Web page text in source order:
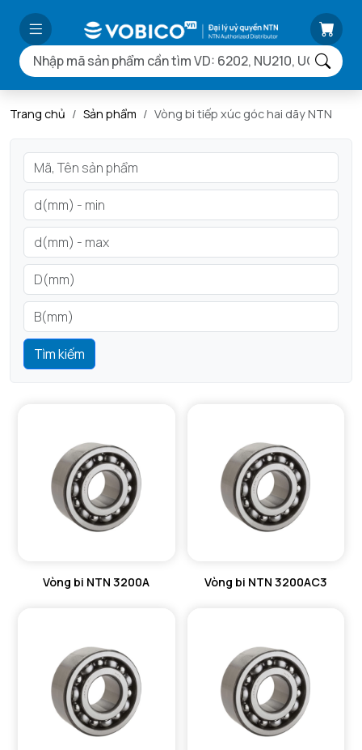
Trang chủ Sản phẩm Vòng bi tiếp xúc góc hai dãy NTN
Tìm kiếm
Vòng bi NTN 3200A Vòng bi NTN 3200AC3